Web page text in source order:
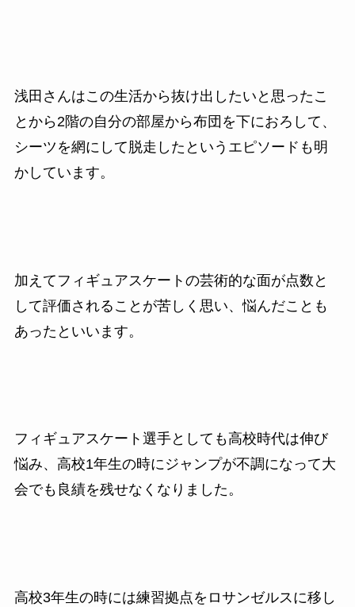
浅田さんはこの生活から抜け出したいと思ったこ
とから2階の自分の部屋から布団を下におろして、
シーツを網にして脱走したというエピソードも明
かしています。
加えてフィギュアスケートの芸術的な面が点数と
して評価されることが苦しく思い、悩んだことも
あったといいます。
フィギュアスケート選手としても高校時代は伸び
悩み、高校1年生の時にジャンプが不調になって大
会でも良績を残せなくなりました。
高校3年生の時には練習拠点をロサンゼルスに移し